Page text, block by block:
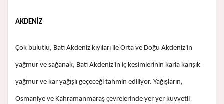
AKDENİZ
Çok bulutlu, Batı Akdeniz kıyıları ile Orta ve Doğu Akdeniz'in
yağmur ve sağanak, Batı Akdeniz'in iç kesimlerinin karla karışık
yağmur ve kar yağışlı geçeceği tahmin ediliyor. Yağışların,
Osmaniye ve Kahramanmaraş çevrelerinde yer yer kuvvetli